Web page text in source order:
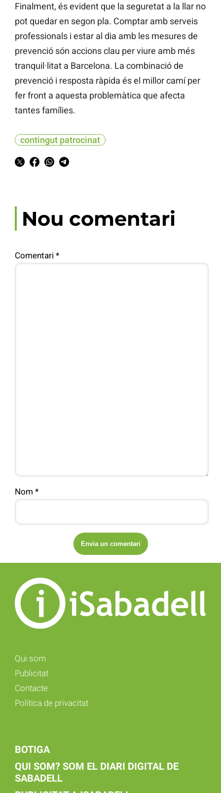
Finalment, és evident que la seguretat a la llar no
pot quedar en segon pla. Comptar amb serveis
professionals i estar al dia amb les mesures de
prevenció són accions clau per viure amb més
tranquil·litat a Barcelona. La combinació de
prevenció i resposta ràpida és el millor camí per
fer front a aquesta problemàtica que afecta
tantes famílies.
contingut patrocinat
Nou comentari
Comentari *
Nom *
Qui som
Publicitat
Contacte
Política de privacitat
BOTIGA
QUI SOM? SOM EL DIARI DIGITAL DE
SABADELL